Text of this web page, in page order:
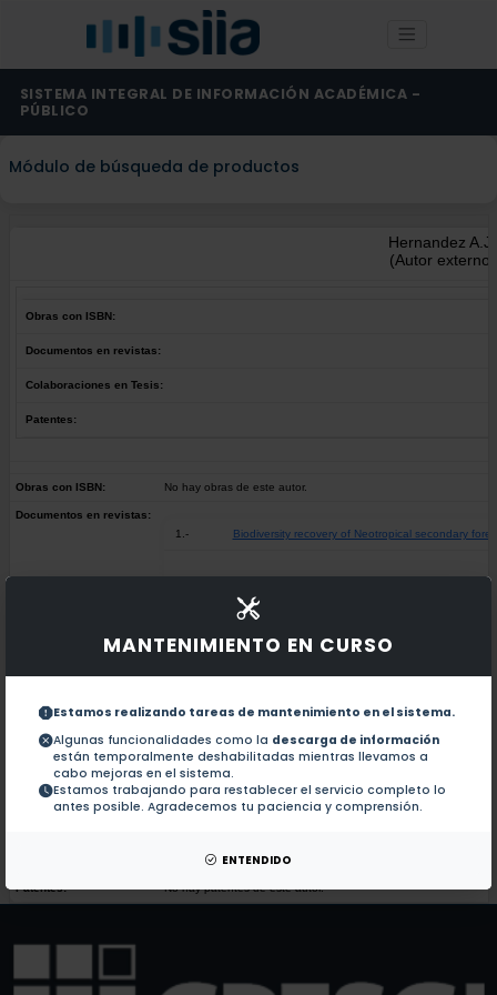
MANTENIMIENTO EN CURSO
Estamos realizando tareas de mantenimiento en el sistema.
Algunas funcionalidades como la descarga de información
están temporalmente deshabilitadas mientras llevamos a
cabo mejoras en el sistema.
Estamos trabajando para restablecer el servicio completo lo
antes posible. Agradecemos tu paciencia y comprensión.
ENTENDIDO
SISTEMA INTEGRAL DE INFORMACIÓN ACADÉMICA -
PÚBLICO
Módulo de búsqueda de productos
Hernandez A.J.
(Autor externo)
Obras con ISBN:
Documentos en revistas:
Colaboraciones en Tesis:
Patentes:
Obras con ISBN: No hay obras de este autor.
Documentos en revistas:
1.-
Biodiversity recovery of Neotropical secondary
Thermoluminescence behaviour of KCL1-xBrx:
5.- Transition probabilities of molecular systems in
No hay tesis de este autor.
Patentes: No hay patentes de este autor.